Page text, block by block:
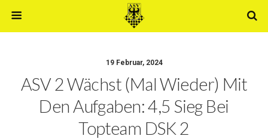
19 Februar, 2024
ASV 2 Wächst (mal Wieder) Mit
Den Aufgaben: 4,5 Sieg Bei
Topteam DSK 2